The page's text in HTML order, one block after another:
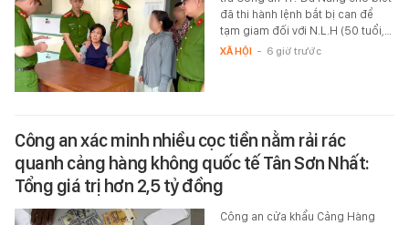
đã thi hành lệnh bắt bị can để
tạm giam đối với N.L.H (50 tuổi,…
XÃ HỘI - 6 giờ trước
Công an xác minh nhiều cọc tiền nằm rải rác
quanh cảng hàng không quốc tế Tân Sơn Nhất:
Tổng giá trị hơn 2,5 tỷ đồng
Công an cửa khẩu Cảng Hàng